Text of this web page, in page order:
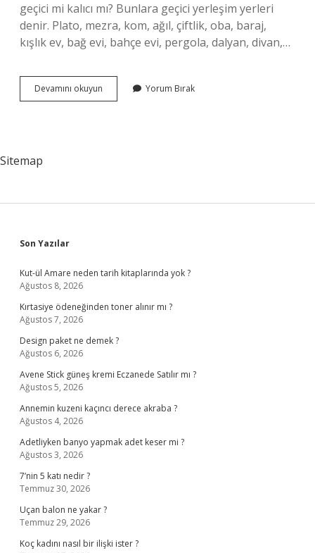
geçici mi kalıcı mı? Bunlara geçici yerleşim yerleri
denir. Plato, mezra, kom, ağıl, çiftlik, oba, baraj,
kışlık ev, bağ evi, bahçe evi, pergola, dalyan, divan,…
Devamını okuyun
Nerede
Yorum Bırak
Sitemap
Sidebar
Son Yazılar
Kut-ül Amare neden tarih kitaplarında yok ?
Ağustos 8, 2026
Kırtasiye ödeneğinden toner alınır mı ?
Ağustos 7, 2026
Design paket ne demek ?
Ağustos 6, 2026
Avene Stick güneş kremi Eczanede Satılır mı ?
Ağustos 5, 2026
Annemin kuzeni kaçıncı derece akraba ?
Ağustos 4, 2026
Adetliyken banyo yapmak adet keser mi ?
Ağustos 3, 2026
7’nin 5 katı nedir ?
Temmuz 30, 2026
Uçan balon ne yakar ?
Temmuz 29, 2026
Koç kadını nasıl bir ilişki ister ?